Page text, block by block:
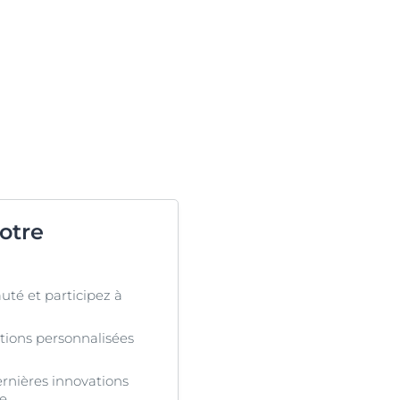
et participez à
personnalisées
innovations